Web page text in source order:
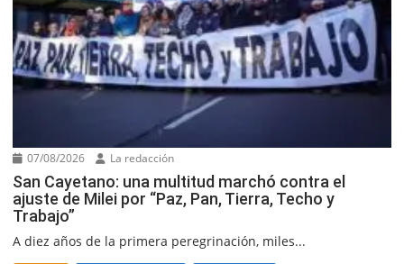
07/08/2026 La redacción
San Cayetano: una multitud marchó contra el
ajuste de Milei por “Paz, Pan, Tierra, Techo y
Trabajo”
A diez años de la primera peregrinación, miles...